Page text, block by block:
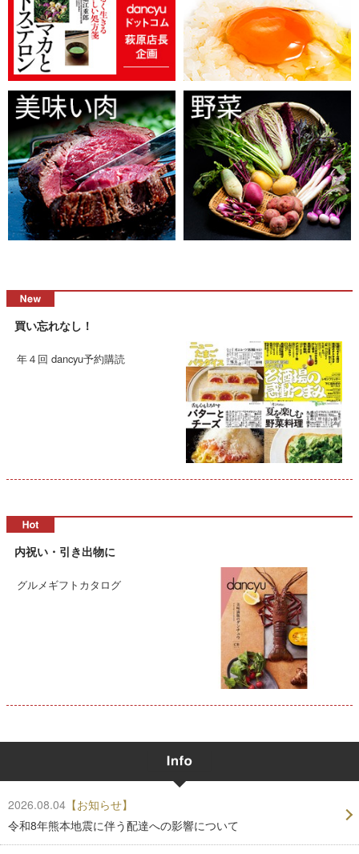
買い忘れなし！
年４回 dancyu予約購読
内祝い・引き出物に
グルメギフトカタログ
2026.08.04 【お知らせ】
令和8年熊本地震に伴う配達への影響について